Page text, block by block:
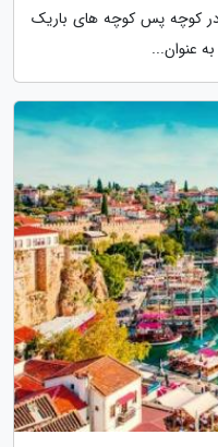
کوچه پس کوچه های باریک
عنوان...